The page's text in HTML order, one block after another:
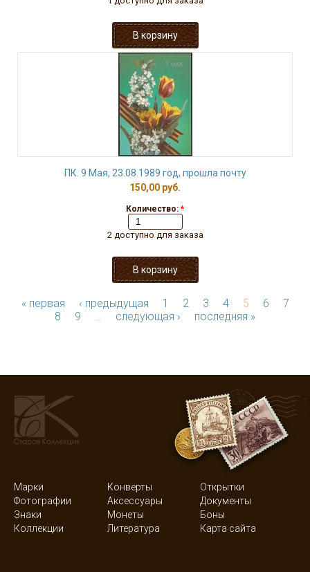
ПК. 9 Мая, 23.08.1989 год, прошла почту
150,00 руб.
Количество: *
2 доступно для заказа
« первая ‹ предыдущая 1 2 3 4 5 6
7
8
9 … следующая › последняя »
Марки Конверты
Открытки
Фотографии
Аксессуары
Документы
Знаки
Монеты
Боны
Коллекции
Литература Карта сайта